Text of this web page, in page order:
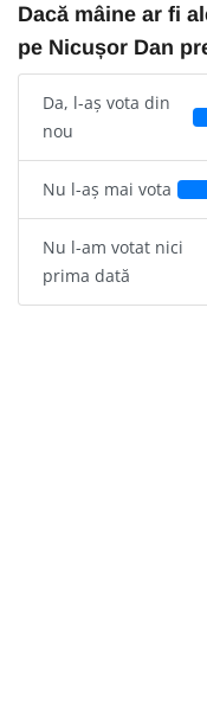
Dacă mâine ar fi
pe Nicușor Dan
Da, l-aș vota din
nou
Nu l-aș mai vota
Nu l-am votat nici
prima dată